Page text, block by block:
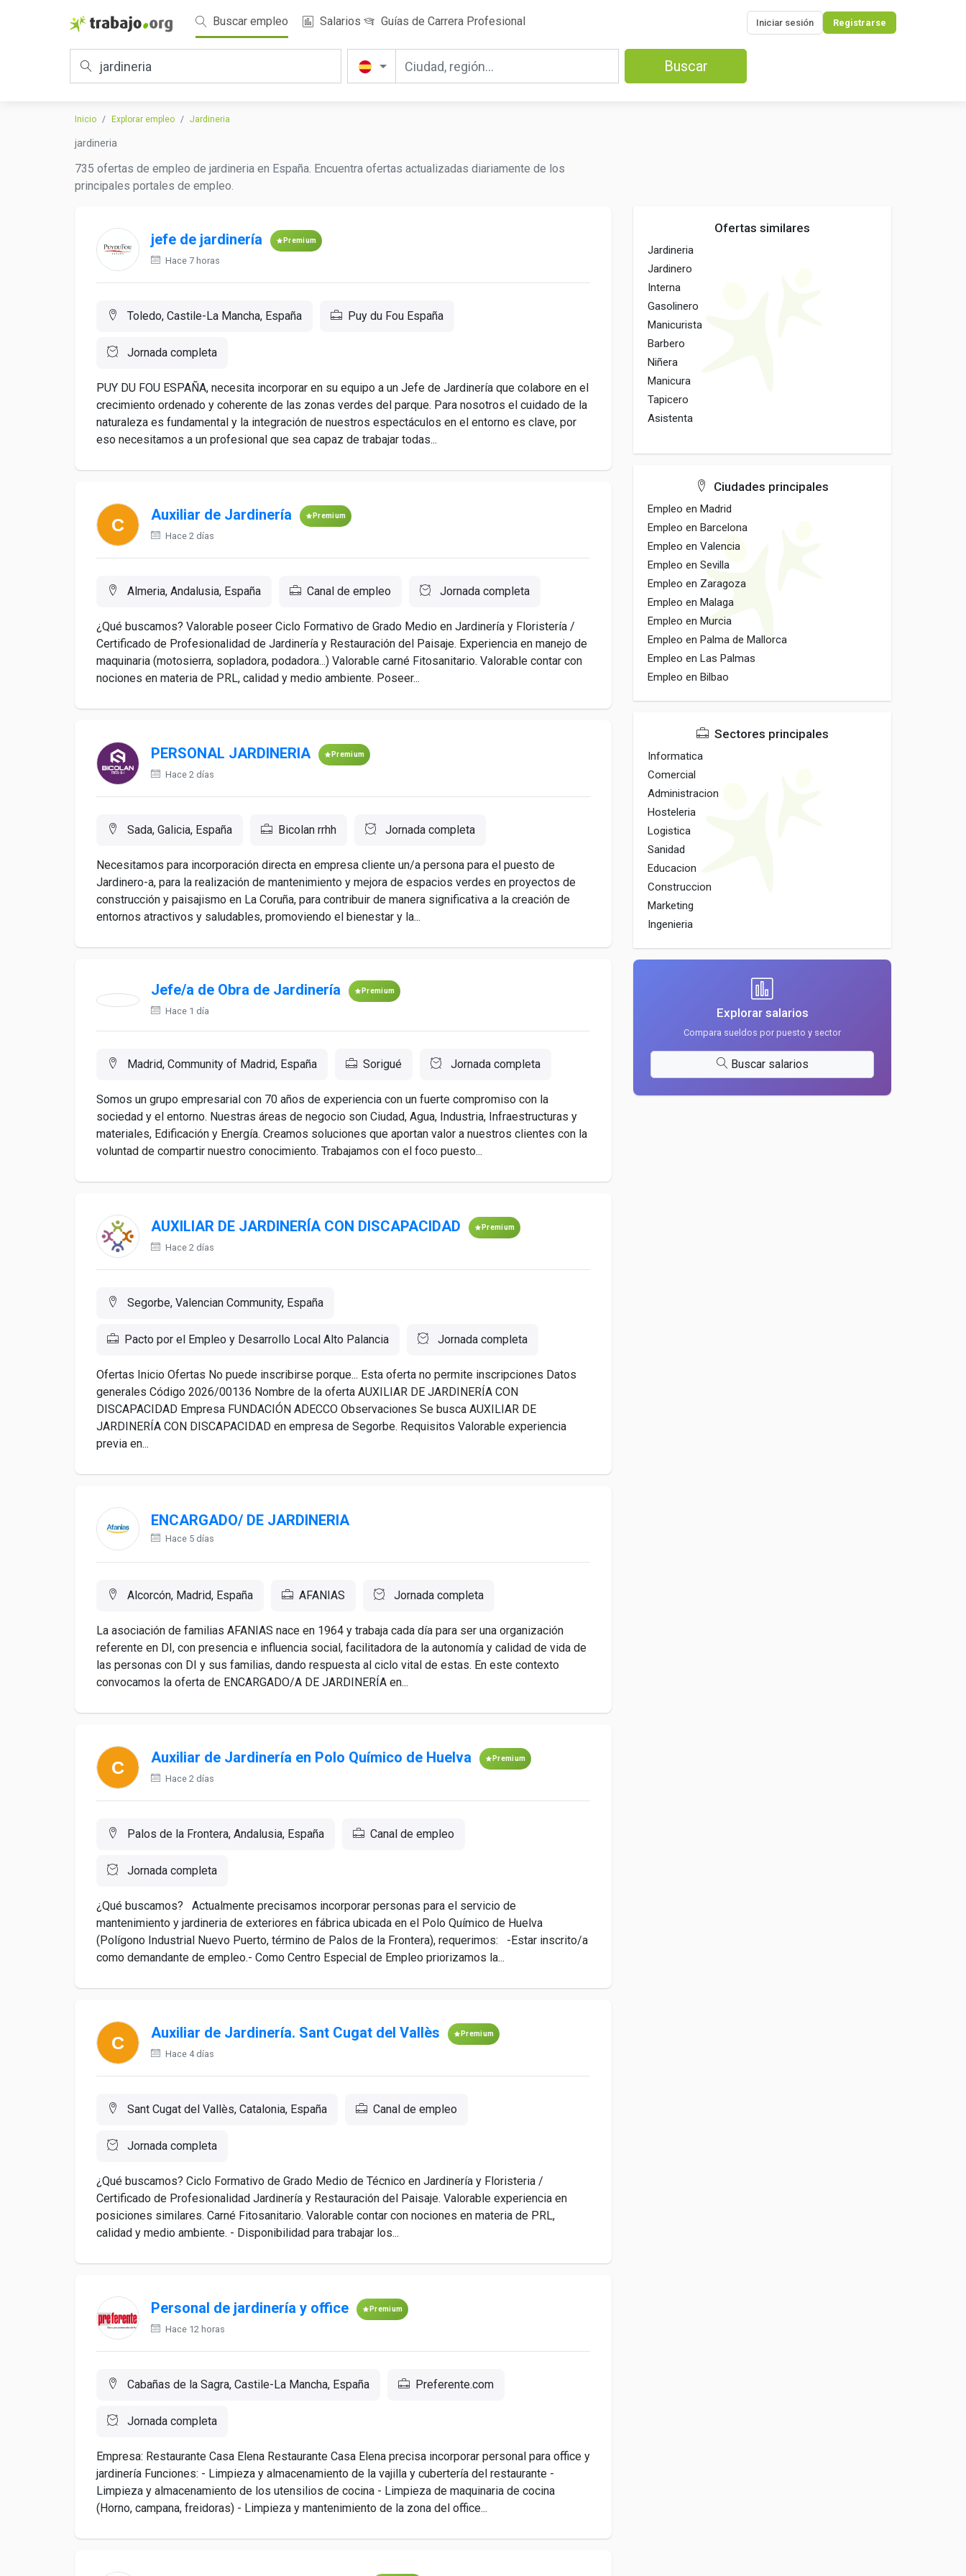
Buscar empleo Salarios Guías de Carrera Profesional Iniciar sesión Registrarse
Buscar
Inicio Explorar empleo Jardineria
jardineria
735 ofertas de empleo de jardineria en España. Encuentra ofertas actualizadas diariamente de los
principales portales de empleo.
jefe de jardinería Premium
Hace 7 horas
Toledo, Castile-La Mancha, España Puy du Fou España
Jornada completa
PUY DU FOU ESPAÑA, necesita incorporar en su equipo a un Jefe de Jardinería que colabore en el
crecimiento ordenado y coherente de las zonas verdes del parque. Para nosotros el cuidado de la
naturaleza es fundamental y la integración de nuestros espectáculos en el entorno es clave, por
eso necesitamos a un profesional que sea capaz de trabajar todas...
Auxiliar de Jardinería Premium
Hace 2 días
Almeria, Andalusia, España Canal de empleo Jornada completa
¿Qué buscamos? Valorable poseer Ciclo Formativo de Grado Medio en Jardinería y Floristería /
Certificado de Profesionalidad de Jardinería y Restauración del Paisaje. Experiencia en manejo de
maquinaria (motosierra, sopladora, podadora...) Valorable carné Fitosanitario. Valorable contar con
nociones en materia de PRL, calidad y medio ambiente. Poseer...
PERSONAL JARDINERIA Premium
Hace 2 días
Sada, Galicia, España Bicolan rrhh Jornada completa
Necesitamos para incorporación directa en empresa cliente un/a persona para el puesto de
Jardinero-a, para la realización de mantenimiento y mejora de espacios verdes en proyectos de
construcción y paisajismo en La Coruña, para contribuir de manera significativa a la creación de
entornos atractivos y saludables, promoviendo el bienestar y la...
Jefe/a de Obra de Jardinería Premium
Hace 1 día
Madrid, Community of Madrid, España Sorigué Jornada completa
Somos un grupo empresarial con 70 años de experiencia con un fuerte compromiso con la
sociedad y el entorno. Nuestras áreas de negocio son Ciudad, Agua, Industria, Infraestructuras y
materiales, Edificación y Energía. Creamos soluciones que aportan valor a nuestros clientes con la
voluntad de compartir nuestro conocimiento. Trabajamos con el foco puesto...
AUXILIAR DE JARDINERÍA CON DISCAPACIDAD Premium
Hace 2 días
Segorbe, Valencian Community, España
Pacto por el Empleo y Desarrollo Local Alto Palancia Jornada completa
Ofertas Inicio Ofertas No puede inscribirse porque... Esta oferta no permite inscripciones Datos
generales Código 2026/00136 Nombre de la oferta AUXILIAR DE JARDINERÍA CON
DISCAPACIDAD Empresa FUNDACIÓN ADECCO Observaciones Se busca AUXILIAR DE
JARDINERÍA CON DISCAPACIDAD en empresa de Segorbe. Requisitos Valorable experiencia
previa en...
ENCARGADO/ DE JARDINERIA
Hace 5 días
Alcorcón, Madrid, España AFANIAS Jornada completa
La asociación de familias AFANIAS nace en 1964 y trabaja cada día para ser una organización
referente en DI, con presencia e influencia social, facilitadora de la autonomía y calidad de vida de
las personas con DI y sus familias, dando respuesta al ciclo vital de estas. En este contexto
convocamos la oferta de ENCARGADO/A DE JARDINERÍA en...
Auxiliar de Jardinería en Polo Químico de Huelva Premium
Hace 2 días
Palos de la Frontera, Andalusia, España Canal de empleo
Jornada completa
¿Qué buscamos? Actualmente precisamos incorporar personas para el servicio de
mantenimiento y jardineria de exteriores en fábrica ubicada en el Polo Químico de Huelva
(Polígono Industrial Nuevo Puerto, término de Palos de la Frontera), requerimos: -Estar inscrito/a
como demandante de empleo.- Como Centro Especial de Empleo priorizamos la...
Auxiliar de Jardinería. Sant Cugat del Vallès Premium
Hace 4 días
Sant Cugat del Vallès, Catalonia, España Canal de empleo
Jornada completa
¿Qué buscamos? Ciclo Formativo de Grado Medio de Técnico en Jardinería y Floristeria /
Certificado de Profesionalidad Jardinería y Restauración del Paisaje. Valorable experiencia en
posiciones similares. Carné Fitosanitario. Valorable contar con nociones en materia de PRL,
calidad y medio ambiente. - Disponibilidad para trabajar los...
Personal de jardinería y office Premium
Hace 12 horas
Cabañas de la Sagra, Castile-La Mancha, España Preferente.com
Jornada completa
Empresa: Restaurante Casa Elena Restaurante Casa Elena precisa incorporar personal para office y
jardinería Funciones: - Limpieza y almacenamiento de la vajilla y cubertería del restaurante -
Limpieza y almacenamiento de los utensilios de cocina - Limpieza de maquinaria de cocina
(Horno, campana, freidoras) - Limpieza y mantenimiento de la zona del office...
Ofertas similares
Jardineria
Jardinero
Interna
Gasolinero
Manicurista
Barbero
Niñera
Manicura
Tapicero
Asistenta
Ciudades principales
Empleo en Madrid
Empleo en Barcelona
Empleo en Valencia
Empleo en Sevilla
Empleo en Zaragoza
Empleo en Malaga
Empleo en Murcia
Empleo en Palma de Mallorca
Empleo en Las Palmas
Empleo en Bilbao
Sectores principales
Informatica
Comercial
Administracion
Hosteleria
Logistica
Sanidad
Educacion
Construccion
Marketing
Ingenieria
Explorar salarios
Compara sueldos por puesto y sector
Buscar salarios